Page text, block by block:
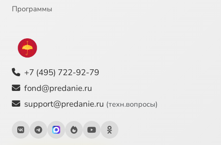
Программы
+7 (495) 722-92-79
fond@predanie.ru
support@predanie.ru (техн.вопросы)